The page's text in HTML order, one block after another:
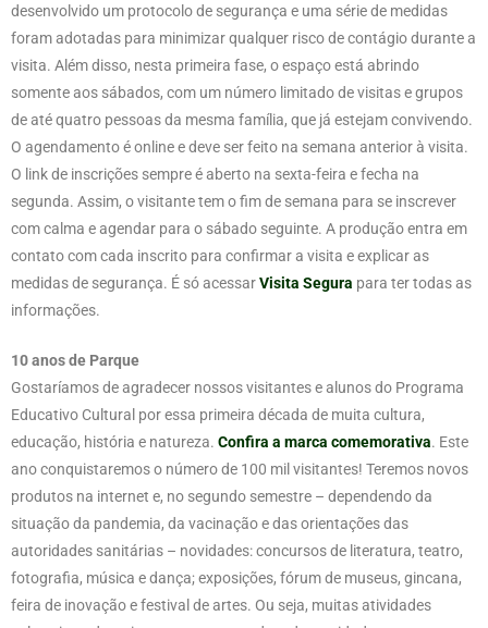
desenvolvido um protocolo de segurança e uma série de medidas
foram adotadas para minimizar qualquer risco de contágio durante a
visita. Além disso, nesta primeira fase, o espaço está abrindo
somente aos sábados, com um número limitado de visitas e grupos
de até quatro pessoas da mesma família, que já estejam convivendo.
O agendamento é online e deve ser feito na semana anterior à visita.
O link de inscrições sempre é aberto na sexta-feira e fecha na
segunda. Assim, o visitante tem o fim de semana para se inscrever
com calma e agendar para o sábado seguinte. A produção entra em
contato com cada inscrito para confirmar a visita e explicar as
medidas de segurança. É só acessarVisita Segura para ter todas as
informações.
10 anos de Parque
Gostaríamos de agradecer nossos visitantes e alunos do Programa
Educativo Cultural por essa primeira década de muita cultura,
educação, história e natureza. Confira a marca comemorativa. Este
ano conquistaremos o número de 100 mil visitantes! Teremos novos
produtos na internet e, no segundo semestre – dependendo da
situação da pandemia, da vacinação e das orientações das
autoridades sanitárias – novidades: concursos de literatura, teatro,
fotografia, música e dança; exposições, fórum de museus, gincana,
feira de inovação e festival de artes. Ou seja, muitas atividades